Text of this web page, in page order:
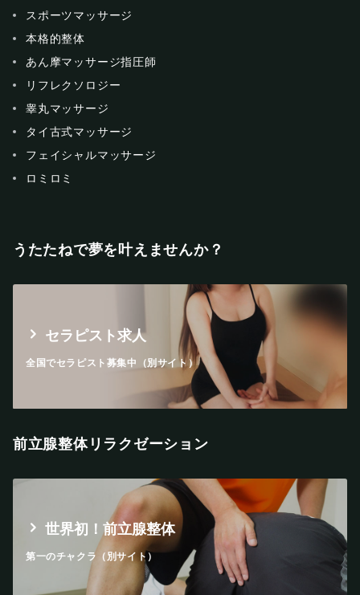
スポーツマッサージ
本格的整体
あん摩マッサージ指圧師
リフレクソロジー
睾丸マッサージ
タイ古式マッサージ
フェイシャルマッサージ
ロミロミ
うたたねで夢を叶えませんか？
セラピスト求人
全国でセラピスト募集中（別サイト）
前立腺整体リラクゼーション
世界初！前立腺整体
第一のチャクラ（別サイト）